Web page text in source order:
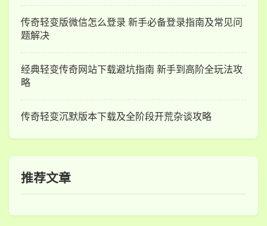
传奇轻变版微信怎么登录 新手必备登录指南及常见问
题解决
经典轻变传奇网站下载避坑指南 新手到高阶全玩法攻
略
传奇轻变沉默版本下载及全阶段开荒杂谈攻略
推荐文章